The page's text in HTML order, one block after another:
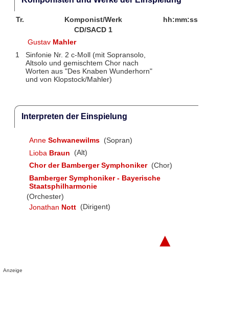
Tr. Komponist/Werk
hh:mm:ss
CD/SACD 1
Gustav Mahler
1
Sinfonie Nr. 2 c-Moll (mit Sopransolo,
Altsolo und gemischtem Chor nach
Worten aus "Des Knaben Wunderhorn"
und von Klopstock/Mahler)
Interpreten der Einspielung
Anne Schwanewilms (Sopran)
Lioba Braun
(Alt)
Chor der Bamberger Symphoniker (Chor)
Bamberger Symphoniker - Bayerische
Staatsphilharmonie
(Orchester)
Jonathan Nott (Dirigent)
▲
Anzeige